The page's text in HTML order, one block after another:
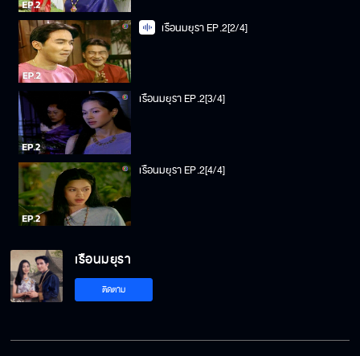
เรือนมยุรา EP.2[2/4]
เรือนมยุรา EP.2[3/4]
เรือนมยุรา EP.2[4/4]
เรือนมยุรา
ติดตาม